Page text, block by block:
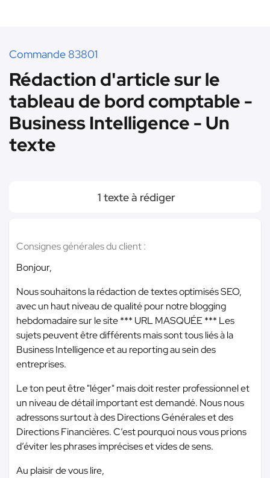
Commande 83801
Rédaction d'article sur le
tableau de bord comptable -
Business Intelligence - Un
texte
1 texte à rédiger
Consignes générales du client :
Bonjour,
Nous souhaitons la rédaction de textes optimisés SEO,
avec un haut niveau de qualité pour notre blogging
hebdomadaire sur le site*** URL MASQUÉE *** Les
sujets peuvent être différents mais sont tous liés à la
Business Intelligence et au reporting au sein des
entreprises.
Le ton peut être "léger" mais doit rester professionnel et
un niveau de détail important est demandé. Nous nous
adressons surtout à des Directions Générales et des
Directions Financières. C’est pourquoi nous vous prions
d’éviter les phrases imprécises et vides de sens.
Au plaisir de vous lire,